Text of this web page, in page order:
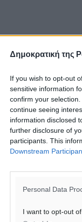
Δημοκρατική της
If you wish to opt-out
sensitive information
confirm your
continue seeing
information disclosed
further disclosure of
participants. This
Downstream
Personal Data
I want to opt-out
ΥΠΑΑΤ: 12,5